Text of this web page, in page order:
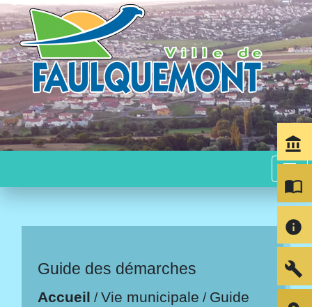
menu
Guide des démarches
Accueil /Vie municipale / Guide
account_balance
import_contacts
info
build